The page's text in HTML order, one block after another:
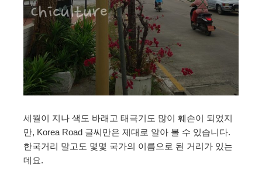
세월이 지나 색도 바래고 태극기도 많이 훼손이 되었지
만, Korea Road 글씨만은 제대로 알아 볼 수 있습니다.
한국거리 말고도 몇몇 국가의 이름으로 된 거리가 있는
데요.